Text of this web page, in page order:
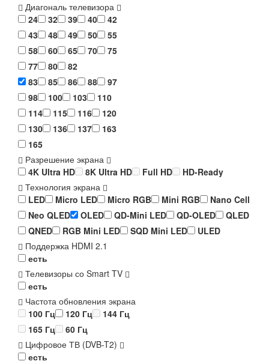
Диагональ телевизора
24
32 39 40
42
43
48 49 50
55
58
60 65 70
75
77
80
82
83
85 86 88
97
98
100 103
110
114
115 116
120
130
136 137
163
165
Разрешение экрана
4K Ultra HD
8K Ultra HD Full HD
HD-Ready
Технология экрана
LED
Micro LED Micro RGB Mini RGB
Nano Cell
Neo QLED
OLED QD-Mini LED QD-OLED
QLED
QNED
RGB Mini LED SQD Mini LED
ULED
Поддержка HDMI 2.1
есть
Телевизоры со Smart TV
есть
Частота обновления экрана
100 Гц
120 Гц
144 Гц
165 Гц
60 Гц
Цифровое ТВ (DVB-T2)
есть